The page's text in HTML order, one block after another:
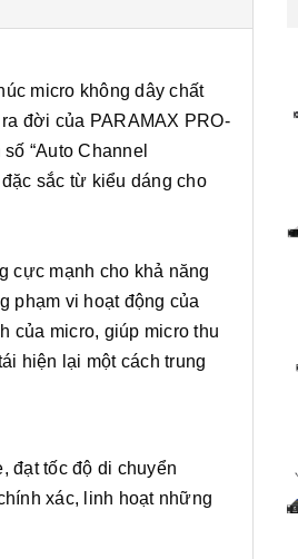
micro không dây chất
đời của PARAMAX PRO-
“Auto Channel
sắc từ kiểu dáng cho
cực mạnh cho khả năng
phạm vi hoạt động của
của micro, giúp micro thu
hiện lại một cách trung
đạt tốc độ di chuyển
xác, linh hoạt những